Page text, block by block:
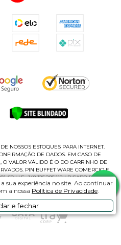
NOSSOS ESTOQUES PARA INTERNET.
DE DADOS. EM CASO DE
O VALOR VÁLIDO É O DO CARRINHO DE
PIN BUFFET WARE COMERCIO E
69 | I.E.: 148.125.295.112 | R CABO ROMEU
- PQ NOVO MUNDO | SÃO PAUL/SP
sua experiência no site. Ao continuar
a nossa Política de Privacidade.
e fechar